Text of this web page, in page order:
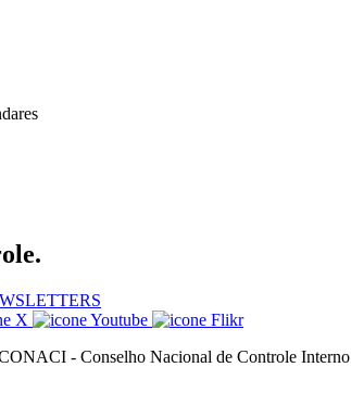
- Conselho Nacional de Controle Interno